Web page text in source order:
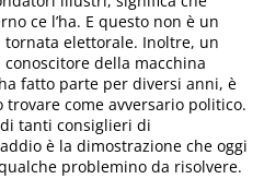
ce l’ha. E questo non è un
elettorale. Inoltre, un
della macchina
fatto parte per diversi anni, è
come avversario politico.
tanti consiglieri di
è la dimostrazione che oggi
problemino da risolvere.